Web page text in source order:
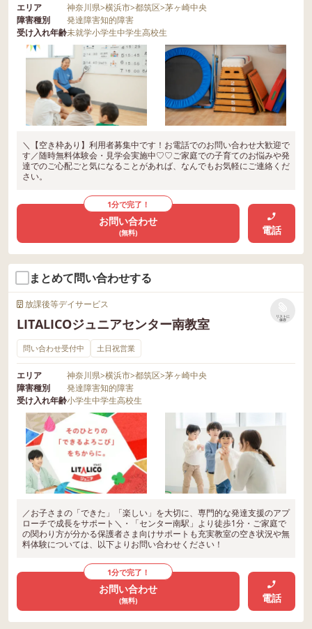
エリア 神奈川県>横浜市>都筑区>茅ヶ崎中央
障害種別
発達障害知的障害
受け入れ年齢未就学小学生中学生高校生
＼【空き枠あり】利用者募集中です！お電話でのお問い合わせ大歓迎で
す／随時無料体験会・見学会実施中♡♡ご家庭での子育てのお悩みや発
達でのご心配ごと気になることがあれば、なんでもお気軽にご連絡くだ
さい。
1分で完了！
お問い合わせ
(無料) 電話
まとめて問い合わせする
放課後等デイサービス
LITALICOジュニアセンター南教室
リストに
保存
問い合わせ受付中 土日祝営業
エリア 神奈川県>横浜市>都筑区>茅ヶ崎中央
障害種別
発達障害知的障害
受け入れ年齢小学生中学生高校生
／お子さまの「できた」「楽しい」を大切に、専門的な発達支援のアプ
ローチで成長をサポート＼・「センター南駅」より徒歩1分・ご家庭で
の関わり方が分かる保護者さま向けサポートも充実教室の空き状況や無
料体験については、以下よりお問い合わせください！
1分で完了！
お問い合わせ
(無料) 電話